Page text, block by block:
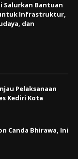
Salurkan Bantuan
untuk Infrastruktur,
dan
Pelaksanaan
Kediri Kota
Canda Bhirawa, Ini